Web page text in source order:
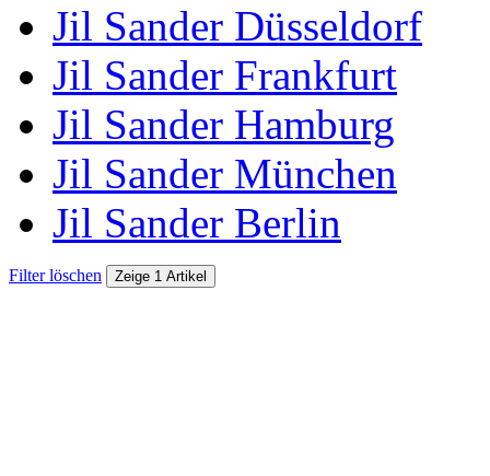
Jil Sander Düsseldorf
Jil Sander Frankfurt
Jil Sander Hamburg
Jil Sander München
Jil Sander Berlin
Filter löschen Zeige 1 Artikel